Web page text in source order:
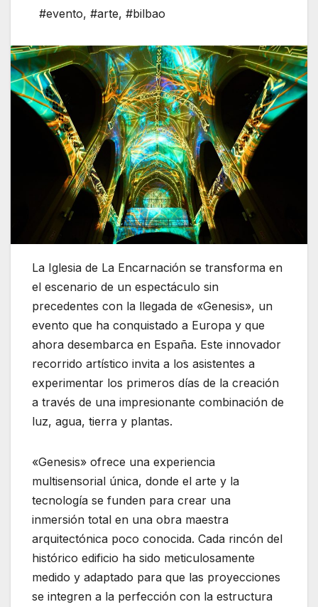
#evento, #arte, #bilbao
La Iglesia de La Encarnación se transforma en
el escenario de un espectáculo sin
precedentes con la llegada de «Genesis», un
evento que ha conquistado a Europa y que
ahora desembarca en España. Este innovador
recorrido artístico invita a los asistentes a
experimentar los primeros días de la creación
a través de una impresionante combinación de
luz, agua, tierra y plantas.
«Genesis» ofrece una experiencia
multisensorial única, donde el arte y la
tecnología se funden para crear una
inmersión total en una obra maestra
arquitectónica poco conocida. Cada rincón del
histórico edificio ha sido meticulosamente
medido y adaptado para que las proyecciones
se integren a la perfección con la estructura